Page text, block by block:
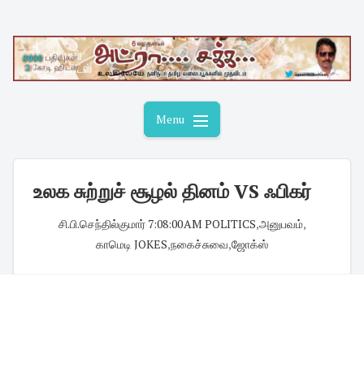
content
Menu
உலக சுற்றுச் சூழல் தினம் VS ஃபிகர்
சி.பி.செந்தில்குமார்· 7:08:00 AM POLITICS,அனுபவம்,
காமெடி JOKES,நகைச்சுவை,ஜோக்ஸ்